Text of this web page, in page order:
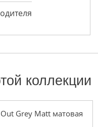
коллекции
Grey Matt матовая